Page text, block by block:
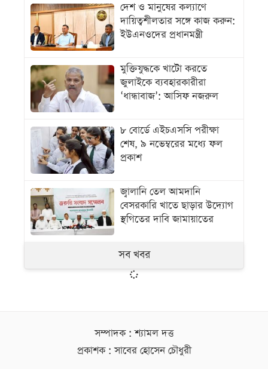
দেশ ও মানুষের কল্যাণে
দায়িত্বশীলতার সঙ্গে কাজ করুন:
ইউএনওদের প্রধানমন্ত্রী
মুক্তিযুদ্ধকে খাটো করতে
জুলাইকে ব্যবহারকারীরা
‘ধান্ধাবাজ’: আসিফ নজরুল
৮ বোর্ডে এইচএসসি পরীক্ষা
শেষ, ৯ নভেম্বরের মধ্যে ফল
প্রকাশ
জ্বালানি তেল আমদানি
বেসরকারি খাতে ছাড়ার উদ্যোগ
স্থগিতের দাবি জামায়াতের
সব খবর
সম্পাদক : শ্যামল দত্ত
প্রকাশক : সাবের হোসেন চৌধুরী